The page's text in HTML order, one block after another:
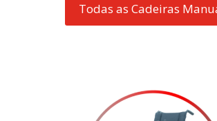
Todas as Cadeiras